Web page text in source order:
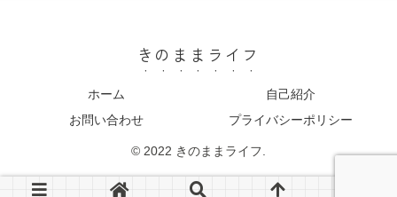
きのままライフ
ホーム
自己紹介
お問い合わせ
プライバシーポリシー
© 2022 きのままライフ.